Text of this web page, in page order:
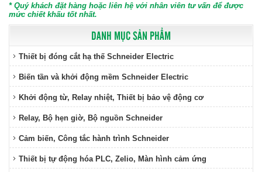
DANH MỤC SẢN PHẨM
Thiết bị đóng cắt hạ thế Schneider Electric
Biến tần và khởi động mềm Schneider Electric
Khởi động từ, Relay nhiệt, Thiết bị bảo vệ động cơ
Relay, Bộ hẹn giờ, Bộ nguồn Schneider
Cảm biến, Công tắc hành trình Schneider
Thiết bị tự động hóa PLC, Zelio, Màn hình cảm ứng
* Quý khách đặt hàng hoặc liên hệ với nhân viên tư vấn để được
mức chiết khấu tốt nhất.